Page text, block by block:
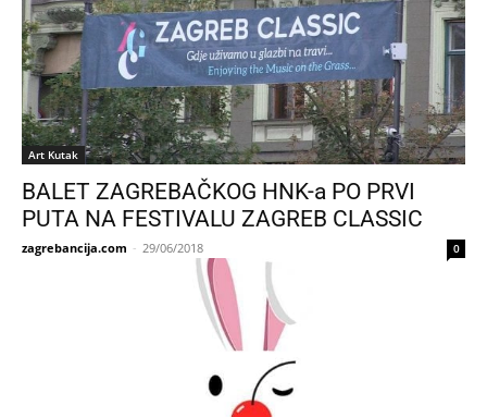
Art Kutak
BALET ZAGREBAČKOG HNK-a PO PRVI
PUTA NA FESTIVALU ZAGREB CLASSIC
zagrebancija.com - 29/06/2018 0